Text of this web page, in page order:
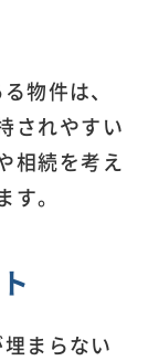
物件は、
されやすい
相続を考え
。
まらない